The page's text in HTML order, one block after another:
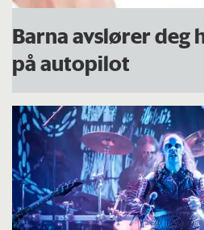
Barna avslører deg
på autopilot